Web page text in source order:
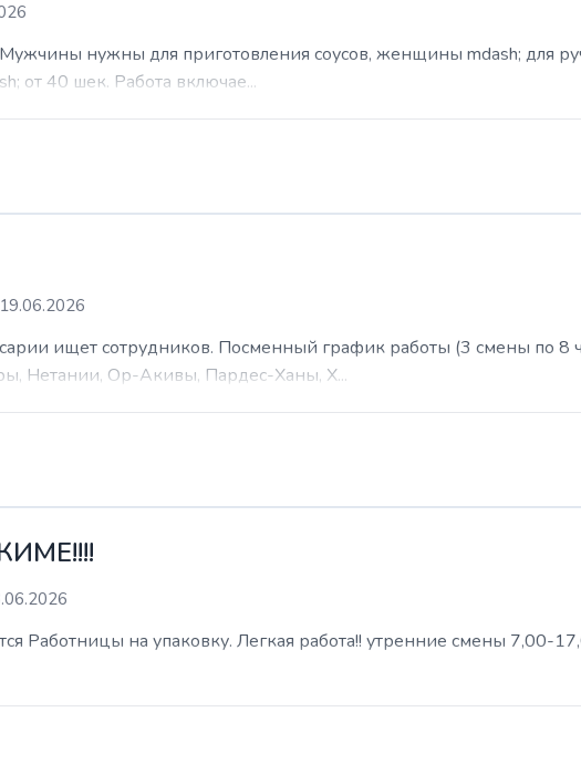
Мужчины нужны для приготовления соусов, женщины mdash; для
от 40 шек. Работа включае...
ищет сотрудников. Посменный график работы (3 смены по 8
Нетании, Ор-Акивы, Пардес-Ханы, Х...
на упаковку. Легкая работа!! утренние смены 7,00-